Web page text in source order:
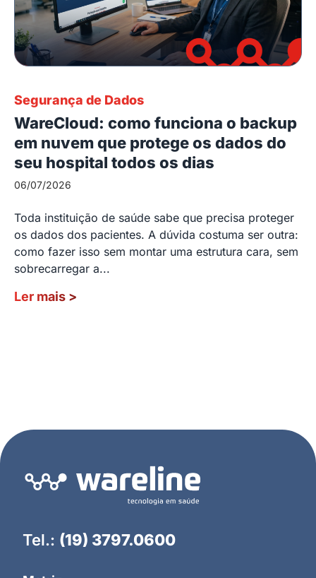
Segurança de Dados
WareCloud: como funciona o backup
em nuvem que protege os dados do
seu hospital todos os dias
06/07/2026
Toda instituição de saúde sabe que precisa proteger
os dados dos pacientes. A dúvida costuma ser outra:
como fazer isso sem montar uma estrutura cara, sem
sobrecarregar a...
Ler mais >
Tel.: (19) 3797.0600